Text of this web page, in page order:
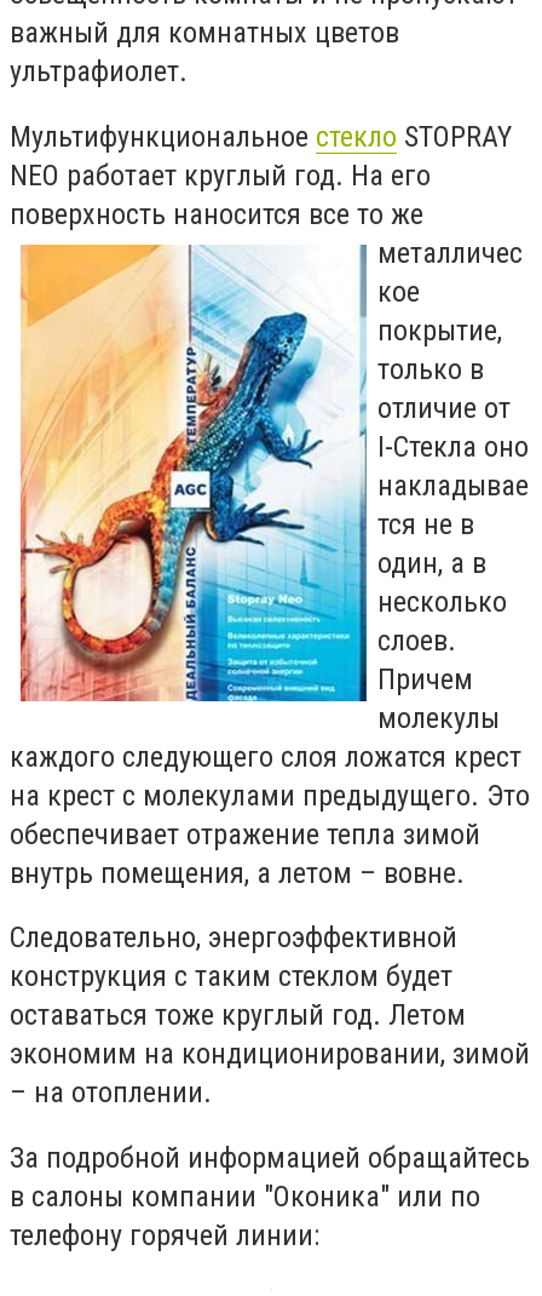
важный для комнатных цветов
ультрафиолет.
Мультифункциональное стекло STOPRAY
NEO работает круглый год. На его
поверхность наносится все то же
металличес
кое
покрытие,
только в
отличие от
I-Стекла оно
накладывае
тся не в
один, а в
несколько
слоев.
Причем
молекулы
каждого следующего слоя ложатся крест
на крест с молекулами предыдущего. Это
обеспечивает отражение тепла зимой
внутрь помещения, а летом – вовне.
Следовательно, энергоэффективной
конструкция с таким стеклом будет
оставаться тоже круглый год. Летом
экономим на кондиционировании, зимой
– на отоплении.
За подробной информацией обращайтесь
в салоны компании "Оконика" или по
телефону горячей линии: